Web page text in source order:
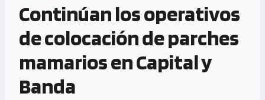
Continúan los operativos
de colocación de parches
mamarios en Capital y
Banda